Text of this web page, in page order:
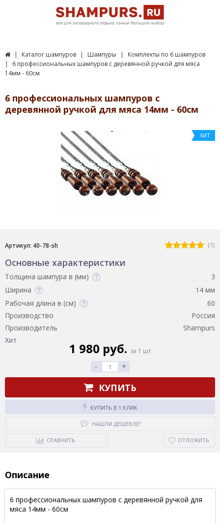
Каталог шампуров Шампуры
Комплекты по 6 шампуров
6 профессиональных шампуров с деревянной ручкой для мяса
14мм - 60см
6 профессиональных шампуров с
деревянной ручкой для мяса 14мм - 60см
ХИТ
Артикул: 40-78-sh (1)
Основные характеристики
Толщина шампура в (мм)
3
Ширина
14 мм
Рабочая длина в (см)
60
Производство
Россия
Производитель
Shampurs
Хит
1 980 руб. за 1 шт
- +
КУПИТЬ
КУПИТЬ В 1 КЛИК
НАШЛИ ДЕШЕВЛЕ?
СРАВНИТЬ ОТЛОЖИТЬ
Описание
6 профессиональных шампуров с деревянной ручкой для
мяса 14мм - 60см